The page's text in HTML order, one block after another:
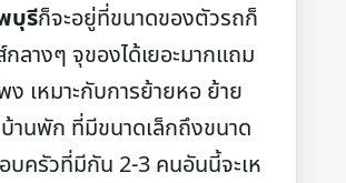
บุรีก็จะอยู่ที่ขนาดของตัวรถก็
กลางๆ จุของได้เยอะมากแถม
ง เหมาะกับการย้ายหอ ย้าย
านพัก ที่มีขนาดเล็กถึงขนาด
บครัวที่มีกัน 2-3 คนอันนี้จะเห